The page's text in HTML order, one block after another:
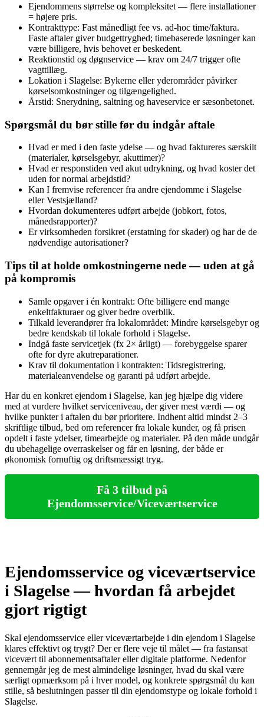
Ejendommens størrelse og kompleksitet — flere installationer
= højere pris.
Kontrakttype: Fast månedligt fee vs. ad-hoc time/faktura.
Faste aftaler giver budgettryghed; timebaserede løsninger kan
være billigere, hvis behovet er beskedent.
Reaktionstid og døgnservice — krav om 24/7 trigger ofte
vagttillæg.
Lokation i Slagelse: Bykerne eller yderområder påvirker
kørselsomkostninger og tilgængelighed.
Årstid: Snerydning, saltning og haveservice er sæsonbetonet.
Spørgsmål du bør stille før du indgår aftale
Hvad er med i den faste ydelse — og hvad faktureres særskilt
(materialer, kørselsgebyr, akuttimer)?
Hvad er responstiden ved akut udrykning, og hvad koster det
uden for normal arbejdstid?
Kan I fremvise referencer fra andre ejendomme i Slagelse
eller Vestsjælland?
Hvordan dokumenteres udført arbejde (jobkort, fotos,
månedsrapporter)?
Er virksomheden forsikret (erstatning for skader) og har de de
nødvendige autorisationer?
Tips til at holde omkostningerne nede — uden at gå
på kompromis
Samle opgaver i én kontrakt: Ofte billigere end mange
enkeltfakturaer og giver bedre overblik.
Tilkald leverandører fra lokalområdet: Mindre kørselsgebyr og
bedre kendskab til lokale forhold i Slagelse.
Indgå faste servicetjek (fx 2× årligt) — forebyggelse sparer
ofte for dyre akutreparationer.
Krav til dokumentation i kontrakten: Tidsregistrering,
materialeanvendelse og garanti på udført arbejde.
Har du en konkret ejendom i Slagelse, kan jeg hjælpe dig videre
med at vurdere hvilket serviceniveau, der giver mest værdi — og
hvilke punkter i aftalen du bør prioritere. Indhent altid mindst 2–3
skriftlige tilbud, bed om referencer fra lokale kunder, og få prisen
opdelt i faste ydelser, timearbejde og materialer. På den måde undgår
du ubehagelige overraskelser og får en løsning, der både er
økonomisk fornuftig og driftsmæssigt tryg.
Få 3 tilbud på
Ejendomsservice/Viceværtservice
Ejendomsservice og viceværtservice
i Slagelse — hvordan få arbejdet
gjort rigtigt
Skal ejendomsservice eller viceværtarbejde i din ejendom i Slagelse
klares effektivt og trygt? Der er flere veje til målet — fra fastansat
vicevært til abonnementsaftaler eller digitale platforme. Nedenfor
gennemgår jeg de mest almindelige løsninger, hvad du skal være
særligt opmærksom på i hver model, og konkrete spørgsmål du kan
stille, så beslutningen passer til din ejendomstype og lokale forhold i
Slagelse.